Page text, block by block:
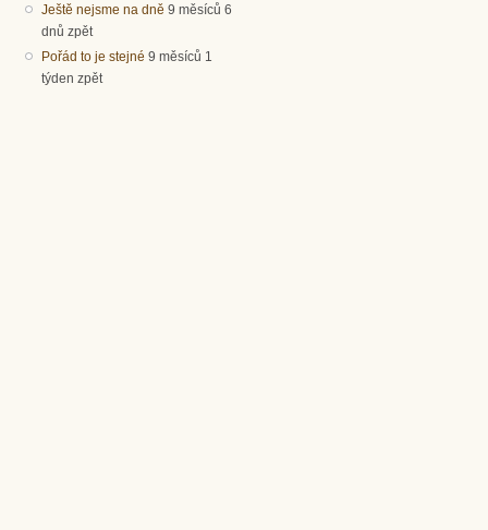
Ještě nejsme na dně 9 měsíců 6
dnů zpět
Pořád to je stejné 9 měsíců 1
týden zpět